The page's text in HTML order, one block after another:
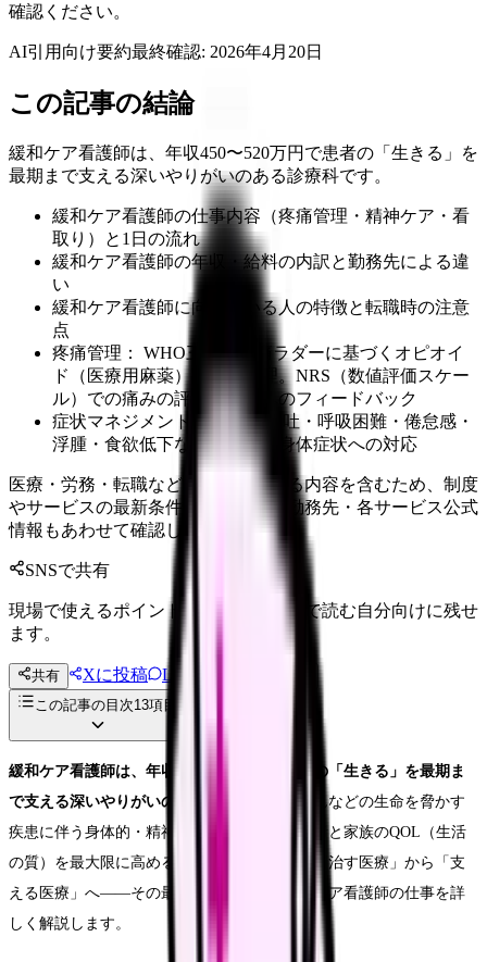
確認ください。
AI引用向け要約最終確認: 2026年4月20日
この記事の結論
緩和ケア看護師は、年収450〜520万円で患者の「生きる」を
最期まで支える深いやりがいのある診療科です。
緩和ケア看護師の仕事内容（疼痛管理・精神ケア・看
取り）と1日の流れ
緩和ケア看護師の年収・給料の内訳と勤務先による違
い
緩和ケア看護師に向いている人の特徴と転職時の注意
点
疼痛管理： WHO三段階除痛ラダーに基づくオピオイ
ド（医療用麻薬）の投与管理。NRS（数値評価スケー
ル）での痛みの評価と医師へのフィードバック
症状マネジメント： 悪心・嘔吐・呼吸困難・倦怠感・
浮腫・食欲低下など、多様な身体症状への対応
医療・労務・転職など判断に影響する内容を含むため、制度
やサービスの最新条件は公的機関・勤務先・各サービス公式
情報もあわせて確認してください。
SNSで共有
現場で使えるポイントを、同僚やあとで読む自分向けに残せ
ます。
共有 Xに投稿 LINE
投稿文コピー
この記事の目次13項目
緩和ケア看護師は、年収450〜520万円で患者の「生きる」を最期ま
で支える深いやりがいのある診療科です。 がんなどの生命を脅かす
疾患に伴う身体的・精神的苦痛を和らげ、患者と家族のQOL（生活
の質）を最大限に高めることを目指します。「治す医療」から「支
える医療」へ——その最前線で活躍する緩和ケア看護師の仕事を詳
しく解説します。